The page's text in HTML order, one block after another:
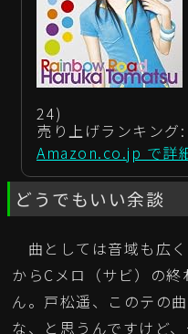
24)
売り上げランキング
Amazon.co.jp で詳
どうでもいい余談
曲としては音域も広
からCメロ（サビ）の
ん。戸松遥、このテの
な、と思うんですけど